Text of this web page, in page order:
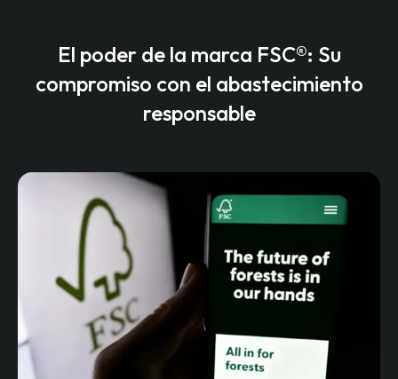
El poder de la marca FSC®: Su
compromiso con el abastecimiento
responsable